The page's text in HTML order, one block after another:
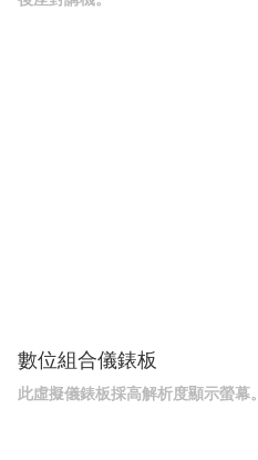
數位組合儀錶板
此虛擬儀錶板採高解析度顯示螢幕。